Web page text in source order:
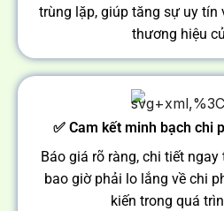
trùng lặp, giúp tăng sự uy tín
thương hiệu
✅ Cam kết minh bạch chi
Báo giá rõ ràng, chi tiết
bao giờ phải lo lắng về chi
kiến trong quá